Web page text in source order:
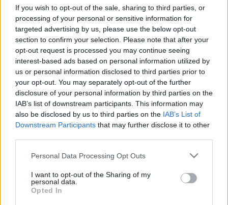
If you wish to opt-out of the sale, sharing to third parties, or
processing of your personal or sensitive information for
targeted advertising by us, please use the below opt-out
section to confirm your selection. Please note that after your
opt-out request is processed you may continue seeing
interest-based ads based on personal information utilized by
us or personal information disclosed to third parties prior to
your opt-out. You may separately opt-out of the further
disclosure of your personal information by third parties on the
IAB’s list of downstream participants. This information may
also be disclosed by us to third parties on the IAB’s List of
Downstream Participants that may further disclose it to other
Please note that this website/app uses one or more Google
not limited to your visit or usage behaviour. You may click to
grant or deny consent to Google and its third-party tags to
use your data for below specified purposes in below Google
Personal Data Processing Opt Outs
I want to opt-out of the Sharing of my
personal data.
Opted In
mindegy, ki vagyok.…
Új szerelmem van, mert te szar voltál